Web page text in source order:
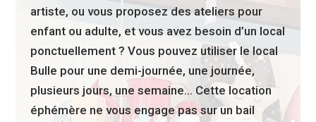
artiste, ou vous proposez des ateliers pour
enfant ou adulte, et vous avez besoin d’un local
ponctuellement ? Vous pouvez utiliser le local
Bulle pour une demi-journée, une journée,
plusieurs jours, une semaine… Cette location
éphémère ne vous engage pas sur un bail